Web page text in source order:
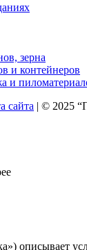
зерна
и контейнеров
и
сайта | © 2025
описывает